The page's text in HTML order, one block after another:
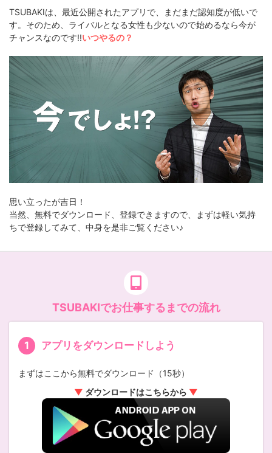
TSUBAKIは、最近公開されたアプリで、まだまだ認知度が低いで
す。そのため、ライバルとなる女性も少ないので始めるなら今が
チャンスなのです!!いつやるの？
思い立ったが吉日！
当然、無料でダウンロード、登録できますので、まずは軽い気持
ちで登録してみて、中身を是非ご覧ください♪
TSUBAKIでお仕事するまでの流れ
アプリをダウンロードしよう
まずはここから無料でダウンロード（15秒）
▼ ダウンロードはこちらから ▼